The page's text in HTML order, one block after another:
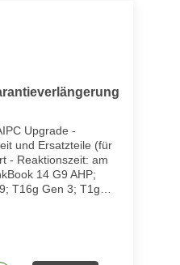
Upgrade -
und Ersatzteile (für
- Reaktionszeit: am
14 G9 AHP;
T16g Gen 3; T1g